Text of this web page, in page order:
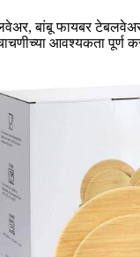
बांबू फायबर
आवश्यकता पूर्ण